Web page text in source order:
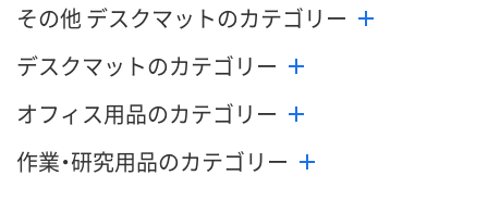
その他 デスクマットのカテゴリー
デスクマットのカテゴリー
オフィス用品のカテゴリー
作業・研究用品のカテゴリー